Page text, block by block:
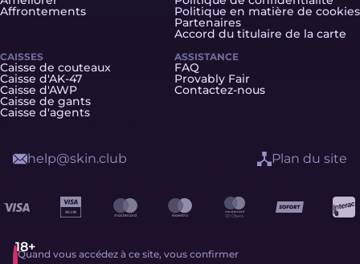
Affrontements
CAISSES
Caisse de couteaux
Caisse d'AK-47
Caisse d'AWP
Caisse de gants
Caisse d'agents
Politique en matière de cookies
Partenaires
Accord du titulaire de la carte
ASSISTANCE
FAQ
Provably Fair
Contactez-nous
Quand vous accédez à ce site, vous confirmer
help@skin.club Plan du site